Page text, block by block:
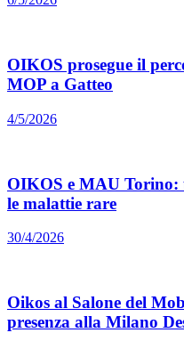
OIKOS prosegue il
MOP a Gatteo
4/5/2026
OIKOS e MAU Torino:
le malattie rare
30/4/2026
Oikos al Salone del
presenza alla Milano